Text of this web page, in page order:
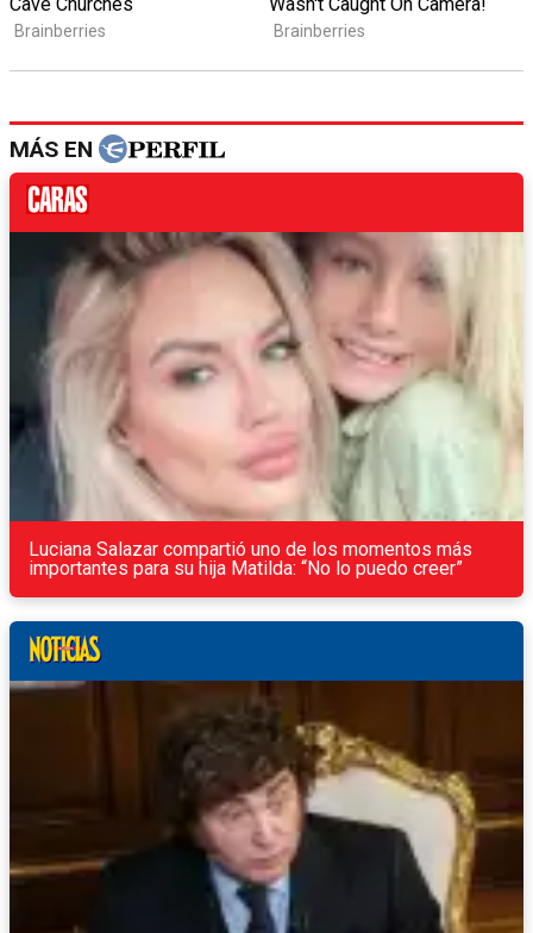
MÁS EN
Luciana Salazar compartió uno de los momentos más
importantes para su hija Matilda: “No lo puedo creer”